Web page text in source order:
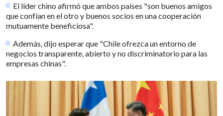
El líder chino afirmó que ambos países "son buenos amigos
que confían en el otro y buenos socios en una cooperación
mutuamente beneficiosa".
Además, dijo esperar que "Chile ofrezca un entorno de
negocios transparente, abierto y no discriminatorio para las
empresas chinas".